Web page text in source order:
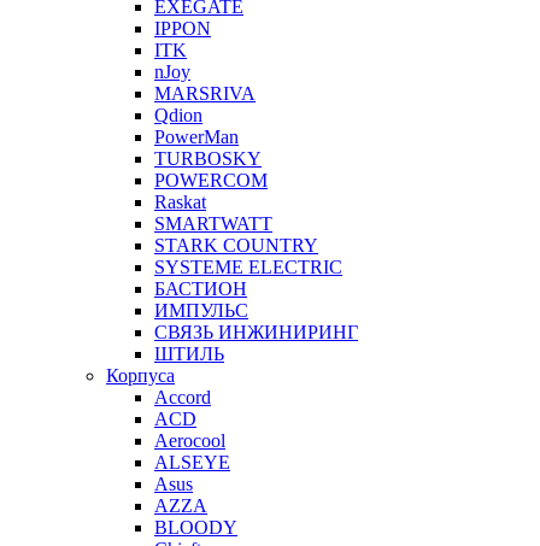
EXEGATE
IPPON
ITK
nJoy
MARSRIVA
Qdion
PowerMan
TURBOSKY
POWERCOM
Raskat
SMARTWATT
STARK COUNTRY
SYSTEME ELECTRIC
БАСТИОН
ИМПУЛЬС
СВЯЗЬ ИНЖИНИРИНГ
ШТИЛЬ
Корпуса
Accord
ACD
Aerocool
ALSEYE
Asus
AZZA
BLOODY